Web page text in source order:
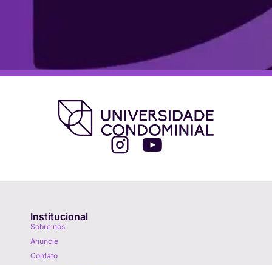
Institucional
Sobre nós
Anuncie
Contato